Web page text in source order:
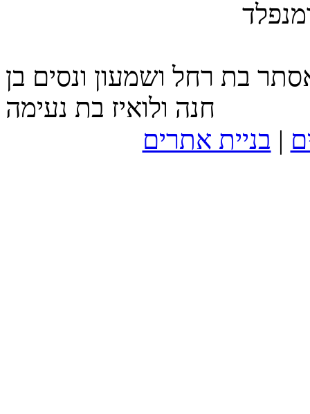
בת רחל ושמעון ונסים בן
חנה ולואיז בת נעימה
| בניית אתרים